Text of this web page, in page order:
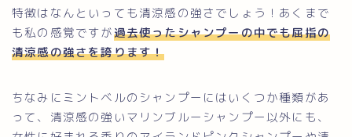
特徴はなんといっても清涼感の強さでしょう！あくまで
も私の感覚ですが過去使ったシャンプーの中でも屈指の
清涼感の強さを誇ります！
ちなみにミントベルのシャンプーにはいくつか種類があ
って、清涼感の強いマリンブルーシャンプー以外にも、